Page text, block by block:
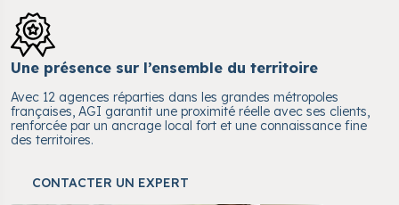
Une présence sur l’ensemble du territoire
Avec 12 agences réparties dans les grandes métropoles
françaises, AGI garantit une proximité réelle avec ses clients,
renforcée par un ancrage local fort et une connaissance fine
des territoires.
CONTACTER UN EXPERT